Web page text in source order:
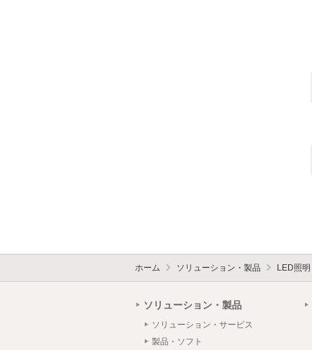
ホーム ソリューション・製品 LED照明
ソリューション・製品
ソリューション・サービス
製品・ソフト